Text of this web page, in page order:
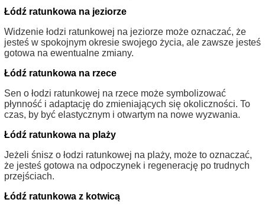
Łódź ratunkowa na jeziorze
Widzenie łodzi ratunkowej na jeziorze może oznaczać, że
jesteś w spokojnym okresie swojego życia, ale zawsze jesteś
gotowa na ewentualne zmiany.
Łódź ratunkowa na rzece
Sen o łodzi ratunkowej na rzece może symbolizować
płynność i adaptację do zmieniających się okoliczności. To
czas, by być elastycznym i otwartym na nowe wyzwania.
Łódź ratunkowa na plaży
Jeżeli śnisz o łodzi ratunkowej na plaży, może to oznaczać,
że jesteś gotowa na odpoczynek i regenerację po trudnych
przejściach.
Łódź ratunkowa z kotwicą